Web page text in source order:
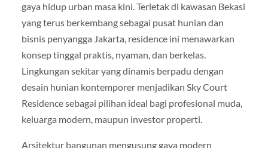
gaya hidup urban masa kini. Terletak di kawasan Bekasi
yang terus berkembang sebagai pusat hunian dan
bisnis penyangga Jakarta, residence ini menawarkan
konsep tinggal praktis, nyaman, dan berkelas.
Lingkungan sekitar yang dinamis berpadu dengan
desain hunian kontemporer menjadikan Sky Court
Residence sebagai pilihan ideal bagi profesional muda,
keluarga modern, maupun investor properti.
Arsitektur bangunan mengusung gaya modern